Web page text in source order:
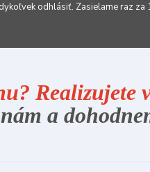
odhlásiť. Zasielame raz za
Realizujete
a